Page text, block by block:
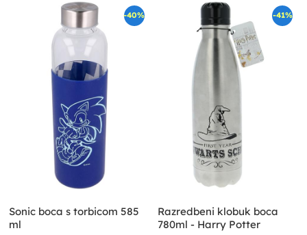
-40%
Sonic boca s torbicom 585
ml
-41%
Razredbeni klobuk boca
780ml - Harry Potter